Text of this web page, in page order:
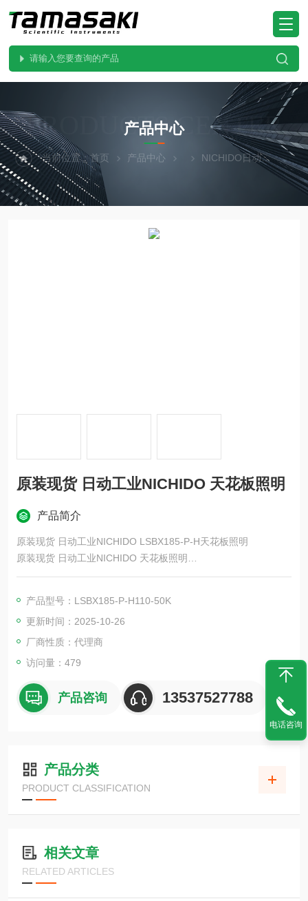
PRODUCTS CENTER
产品中心
当前位置：首页 产品中心 NICHIDO日动
原装现货 日动工业NICHIDO 天花板照明
产品简介
原装现货 日动工业NICHIDO LSBX185-P-H天花板照明
原装现货 日动工业NICHIDO 天花板照明
这是一款 LED 灯，可在室内和室外使用，且兼容 AC100/200V。
并且比传统产品轻18％。
模块分为上、中、下三层，上、下层可分别改变角度。
电源采用集成式设计，盖子为透明状，以强调亮度。
电线长度为1米，线尾未剪断。
产品型号：LSBX185-P-H110-50K
更新时间：2025-10-26
厂商性质：代理商
访问量：479
产品咨询 13537527788
产品分类
PRODUCT CLASSIFICATION
相关文章
RELATED ARTICLES
电话咨询